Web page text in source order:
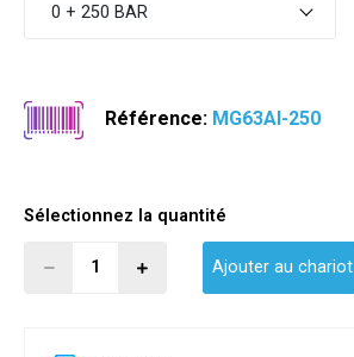
0 + 250 BAR
Référence: MG63AI-250
Sélectionnez la quantité
Ajouter au chariot